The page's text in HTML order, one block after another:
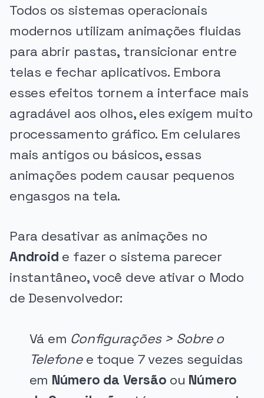
Todos os sistemas operacionais
modernos utilizam animações fluidas
para abrir pastas, transicionar entre
telas e fechar aplicativos. Embora
esses efeitos tornem a interface mais
agradável aos olhos, eles exigem muito
processamento gráfico. Em celulares
mais antigos ou básicos, essas
animações podem causar pequenos
engasgos na tela.
Para desativar as animações no
Android e fazer o sistema parecer
instantâneo, você deve ativar o Modo
de Desenvolvedor:
Vá em Configurações > Sobre o
Telefonee toque 7 vezes seguidas
em Número da Versão ou Número